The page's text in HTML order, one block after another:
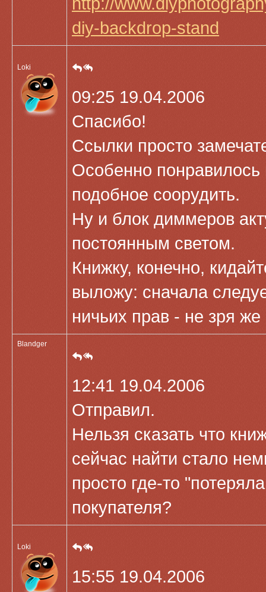
diy-backdrop-stand
Loki
09:25 19.04.2006
Спасибо!
Ссылки просто
Особенно
подобное соорудить.
Ну и блок диммеров
постоянным светом.
Книжку, конечно,
выложу: сначала
ничьих прав - не зря
Blandger
12:41 19.04.2006
Отправил.
Нельзя сказать что
сейчас найти стало
просто где-то
покупателя?
Loki
15:55 19.04.2006